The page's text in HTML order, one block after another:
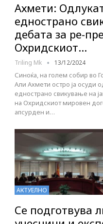
Ахмети:
еднострано
дебата за ре-
Охридскиот…
Triling Mk 13/12/2024
Синоќа, на голем собир во
Али Ахмети остро ја осуди
еднострано свикување на
на Охридскиот мировен
апсурден и…
АКТУЕЛНО
Се подготвува